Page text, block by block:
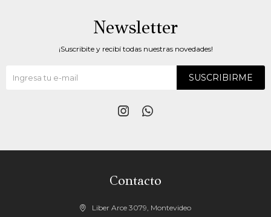
Contacto
Liber Arce 3079, Montevideo
Newsletter
¡Suscribite y recibí todas nuestras novedades!
SUSCRIBIRME
 